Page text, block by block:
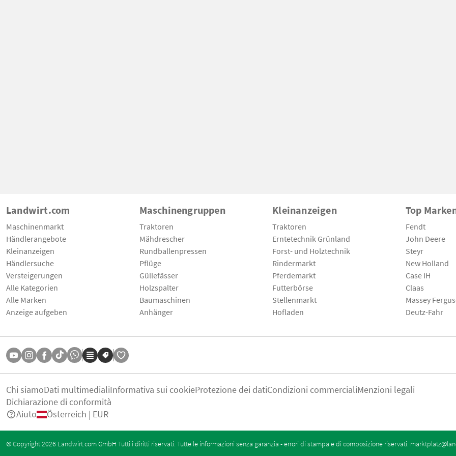
Landwirt.com
Maschinenmarkt
Händlerangebote
Kleinanzeigen
Händlersuche
Versteigerungen
Alle Kategorien
Alle Marken
Anzeige aufgeben
Maschinengruppen
Traktoren
Mähdrescher
Rundballenpressen
Pflüge
Güllefässer
Holzspalter
Baumaschinen
Anhänger
Kleinanzeigen
Traktoren
Erntetechnik Grünland
Forst- und Holztechnik
Rindermarkt
Pferdemarkt
Futterbörse
Stellenmarkt
Hofladen
Top
Fendt
John Deere
Steyr
New Holland
Case IH
Claas
Massey
Deutz-Fahr
Chi siamoDati multimedialiInformativa sui cookieProtezione dei datiCondizioni commercialiMenzioni legali
Dichiarazione di conformità
Aiuto
Österreich | EUR
© Copyright 2026 Landwirt.com GmbH Tutti i diritti riservati. Tutte le informazioni senza garanzia - errori di stampa e di composizione riservati.